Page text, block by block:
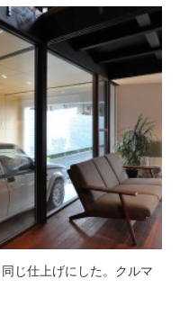
じ仕上げにした。クルマ